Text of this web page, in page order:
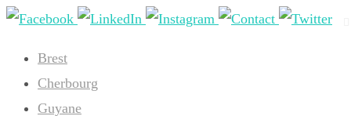
Passer
contenu
Brest
Cherbourg
Guyane